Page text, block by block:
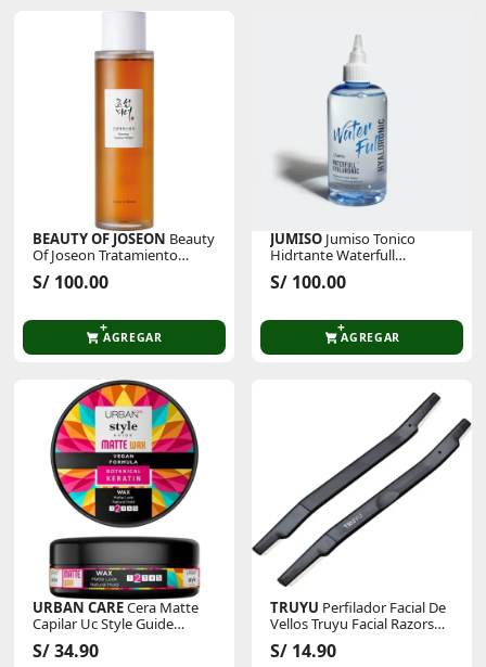
BEAUTY OF JOSEON Beauty
Of Joseon Tratamiento
Facial Esencia Ginseng
Essence Water 150ml
S/ 100.00
AGREGAR
JUMISO Jumiso Tonico
Hidrtante Waterfull
Hyaluronic Acid Toner
250ml
S/ 100.00
AGREGAR
URBAN CARECera Matte
Capilar Uc Style Guide
Matte Wax 100ml
S/ 34.90
TRUYU Perfilador Facial De
Vellos Truyu Facial Razors
2pk 10-1669
S/ 14.90